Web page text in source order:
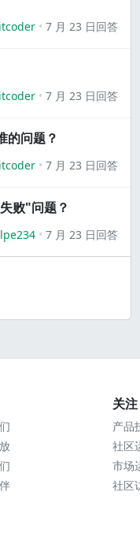
7 月 23 日回答
7 月 23 日回答
的问题？
7 月 23 日回答
败"问题？
lpe234 7 月 23 日回答
关注
产品
社区
市场
社区